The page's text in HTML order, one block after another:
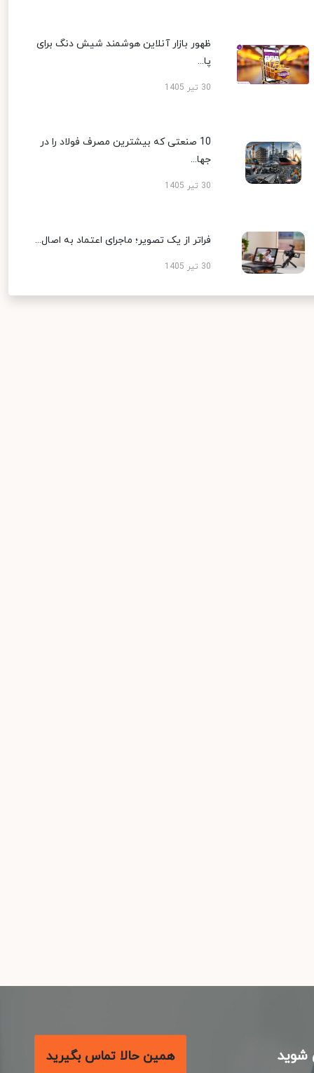
ظهور بازار آنلاین هوشمند شیش دنگ برای
پا...
30 تیر 1405
10 صنعتی که بیشترین مصرف فولاد را در
جها...
30 تیر 1405
فراتر از یک تصویر؛ ماجرای اعتماد به اصال...
30 تیر 1405
همین حالا تماس بگیرید